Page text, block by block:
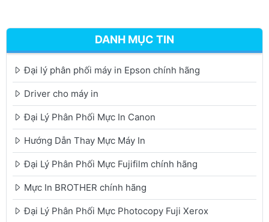
DANH MỤC TIN
Đại lý phân phối máy in Epson chính hãng
Driver cho máy in
Đại Lý Phân Phối Mực In Canon
Hướng Dẫn Thay Mực Máy In
Đại Lý Phân Phối Mực Fujifilm chính hãng
Mực In BROTHER chính hãng
Đại Lý Phân Phối Mực Photocopy Fuji Xerox